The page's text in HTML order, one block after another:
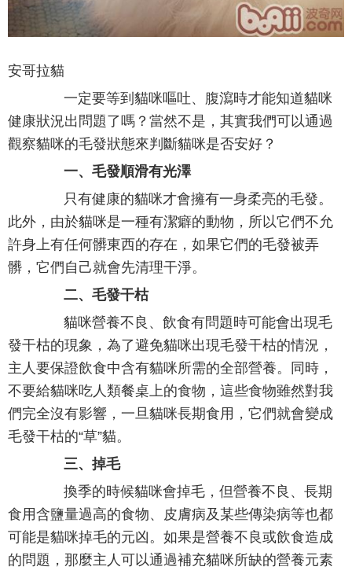
安哥拉貓
一定要等到貓咪嘔吐、腹瀉時才能知道貓咪
健康狀況出問題了嗎？當然不是，其實我們可以通過
觀察貓咪的毛發狀態來判斷貓咪是否安好？
一、毛發順滑有光澤
只有健康的貓咪才會擁有一身柔亮的毛發。
此外，由於貓咪是一種有潔癖的動物，所以它們不允
許身上有任何髒東西的存在，如果它們的毛發被弄
髒，它們自己就會先清理干淨。
二、毛發干枯
貓咪營養不良、飲食有問題時可能會出現毛
發干枯的現象，為了避免貓咪出現毛發干枯的情況，
主人要保證飲食中含有貓咪所需的全部營養。同時，
不要給貓咪吃人類餐桌上的食物，這些食物雖然對我
們完全沒有影響，一旦貓咪長期食用，它們就會變成
毛發干枯的“草”貓。
三、掉毛
換季的時候貓咪會掉毛，但營養不良、長期
食用含鹽量過高的食物、皮膚病及某些傳染病等也都
可能是貓咪掉毛的元凶。如果是營養不良或飲食造成
的問題，那麼主人可以通過補充貓咪所缺的營養元素